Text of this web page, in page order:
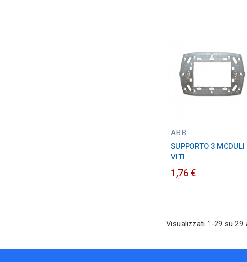
ABB
SUPPORTO 3 MODULI
VITI
1,76 €
Visualizzati 1-29 su 29